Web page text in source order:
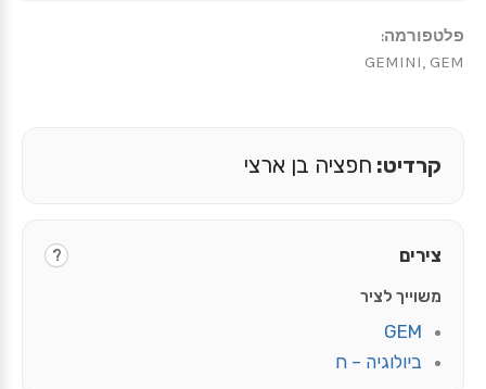
פלטפורמה:
GEMINI, GEM
קרדיט: חפציה בן ארצי
צירים ?
משוייך לציר
GEM
ביולוגיה – ח